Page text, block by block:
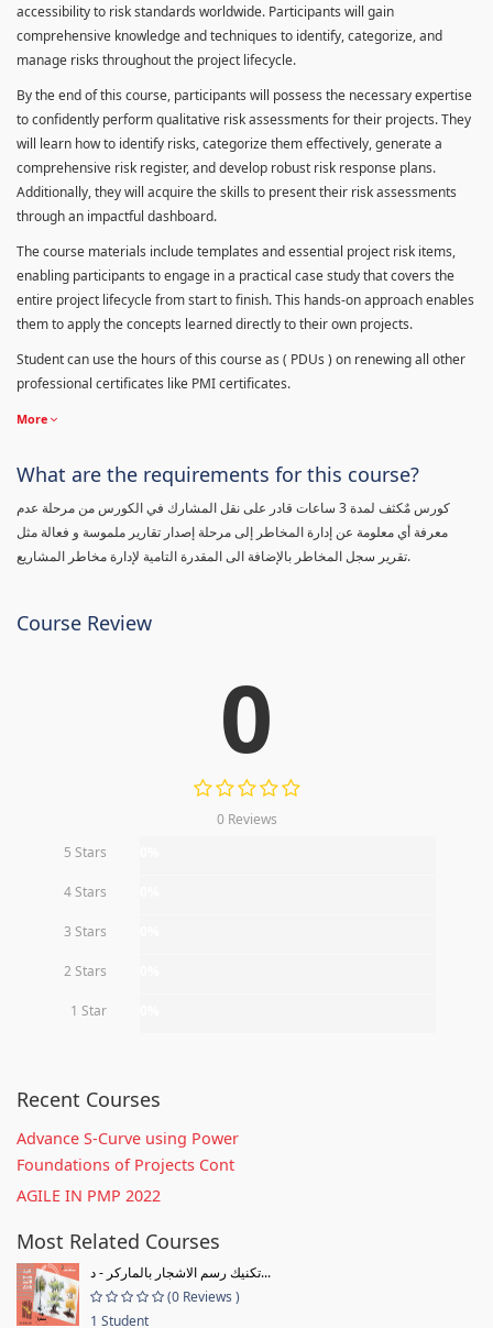
accessibility to risk standards worldwide. Participants will gain
comprehensive knowledge and techniques to identify, categorize, and
manage risks throughout the project lifecycle.
By the end of this course, participants will possess the necessary expertise
to confidently perform qualitative risk assessments for their projects. They
will learn how to identify risks, categorize them effectively, generate a
comprehensive risk register, and develop robust risk response plans.
Additionally, they will acquire the skills to present their risk assessments
through an impactful dashboard.
The course materials include templates and essential project risk items,
enabling participants to engage in a practical case study that covers the
entire project lifecycle from start to finish. This hands-on approach enables
them to apply the concepts learned directly to their own projects.
Student can use the hours of this course as ( PDUs ) on renewing all other
professional certificates like PMI certificates.
More
What are the requirements for this course?
كورس مٌكثف لمدة 3 ساعات قادر على نقل المشارك في الكورس من مرحلة عدم
معرفة أي معلومة عن إدارة المخاطر إلى مرحلة إصدار تقارير ملموسة و فعالة مثل
تقرير سجل المخاطر بالإضافة الى المقدرة التامية لإدارة مخاطر المشاريع.
Course Review
0
0 Reviews
5 Stars
4 Stars
3 Stars
2 Stars
1 Star
Recent Courses
Advance S-Curve using Power
Foundations of Projects Cont
AGILE IN PMP 2022
Most Related Courses
تكنيك رسم الاشجار بالماركر - د...
(0 Reviews )
1 Student